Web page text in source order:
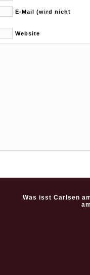
E-Mail (wird nicht
Website
Was isst Carlsen